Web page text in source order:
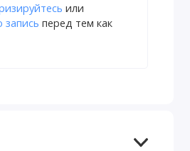
или
запись перед тем как